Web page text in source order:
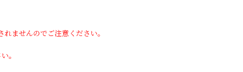
ませんのでご注意ください。
。